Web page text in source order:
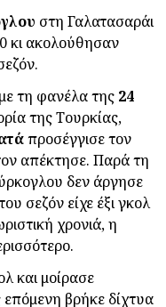
στη Γαλατασαράι
κι ακολούθησαν
τη φανέλα της 24
της Τουρκίας,
προσέγγισε τον
απέκτησε. Παρά τη
δεν άργησε
σεζόν είχε έξι γκολ
χρονιά, η
και μοίρασε
βρήκε δίχτυα